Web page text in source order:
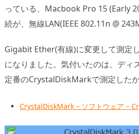
っている、Macbook Pro 15 (Early
続が、無線LAN(IEEE 802.11n @
Gigabit Ether(有線)に変更して測定
になりました。気付いたのは、ディ
定番のCrystalDiskMarkで測定したか
CrystalDiskMark – ソフトウェア –